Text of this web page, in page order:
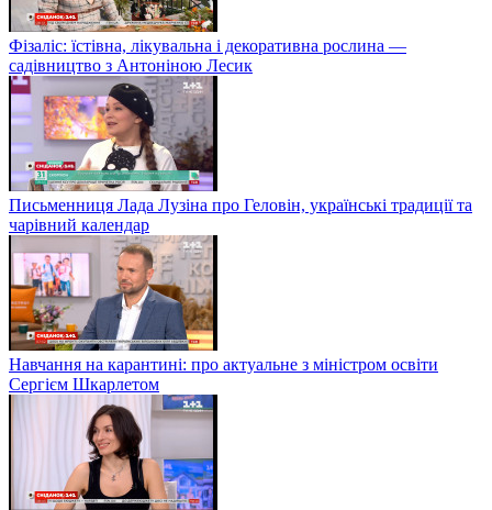
Фізаліс: їстівна, лікувальна і декоративна рослина —
садівництво з Антоніною Лесик
Письменниця Лада Лузіна про Геловін, українські традиції та
чарівний календар
Навчання на карантині: про актуальне з міністром освіти
Сергієм Шкарлетом